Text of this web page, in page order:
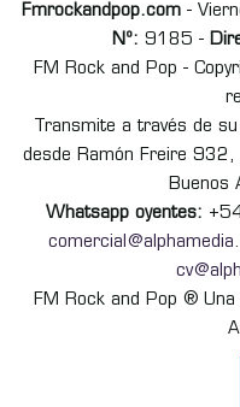
Fmrockandpop.com-
Nº: 9185 -
FM Rock and Pop -
Transmite a través de
desde Ramón Freire 932,
Buenos
Whatsapp oyentes:
FM Rock and Pop ®